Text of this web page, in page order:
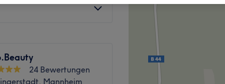
24 Bewertungen
Mannheim